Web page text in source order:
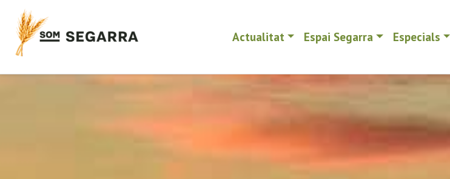
Actualitat Espai Segarra Especials